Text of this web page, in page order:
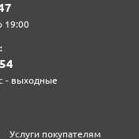
19:00
- выходные
Услуги покупателям